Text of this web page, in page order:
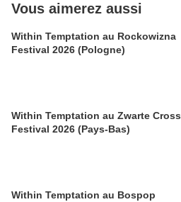
Vous aimerez aussi
Within Temptation au Rockowizna
Festival 2026 (Pologne)
Within Temptation au Zwarte Cross
Festival 2026 (Pays-Bas)
Within Temptation au Bospop